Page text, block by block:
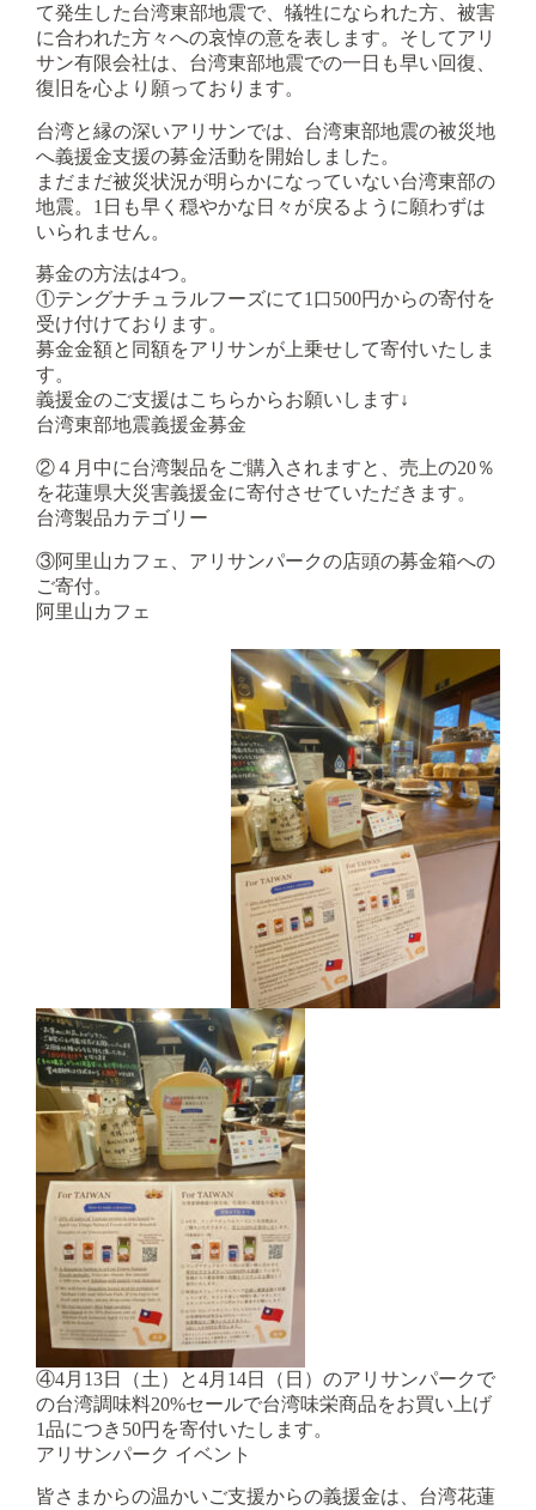
て発生した台湾東部地震で、犠牲になられた方、被害
に合われた方々への哀悼の意を表します。そしてアリ
サン有限会社は、台湾東部地震での一日も早い回復、
復旧を心より願っております。
台湾と縁の深いアリサンでは、台湾東部地震の被災地
へ義援金支援の募金活動を開始しました。
まだまだ被災状況が明らかになっていない台湾東部の
地震。1日も早く穏やかな日々が戻るように願わずは
いられません。
募金の方法は4つ。
①テングナチュラルフーズにて1口500円からの寄付を
受け付けております。
募金金額と同額をアリサンが上乗せして寄付いたしま
す。
義援金のご支援はこちらからお願いします↓
台湾東部地震義援金募金
②４月中に台湾製品をご購入されますと、売上の20％
を花蓮県大災害義援金に寄付させていただきます。
台湾製品カテゴリー
③阿里山カフェ、アリサンパークの店頭の募金箱への
ご寄付。
阿里山カフェ
④4月13日（土）と4月14日（日）のアリサンパークで
の台湾調味料20%セールで台湾味栄商品をお買い上げ
1品につき50円を寄付いたします。
アリサンパーク イベント
皆さまからの温かいご支援からの義援金は、台湾花蓮